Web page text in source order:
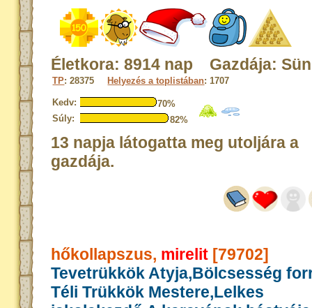
Életkora: 8914 nap Gazdája:
TP: 28375 Helyezés a toplistában: 1707
Kedv:
70%
Súly:
82%
13 napja látogatta meg utoljára a
gazdája.
hőkollapszus, mirelit [79702]
Tevetrükkök Atyja,Bölcsesség
Téli Trükkök Mestere,Lelkes